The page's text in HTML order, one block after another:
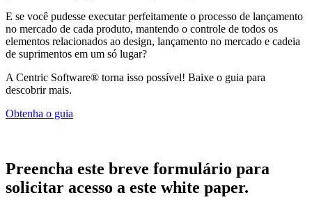
E se você pudesse executar perfeitamente o processo de lançamento
no mercado de cada produto, mantendo o controle de todos os
elementos relacionados ao design, lançamento no mercado e cadeia
de suprimentos em um só lugar?
A Centric Software® torna isso possível! Baixe o guia para
descobrir mais.
Obtenha o guia
Preencha este breve formulário para
solicitar acesso a este white paper.